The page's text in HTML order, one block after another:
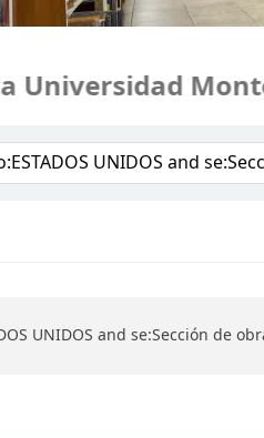
UNIDOS and se:Sección de